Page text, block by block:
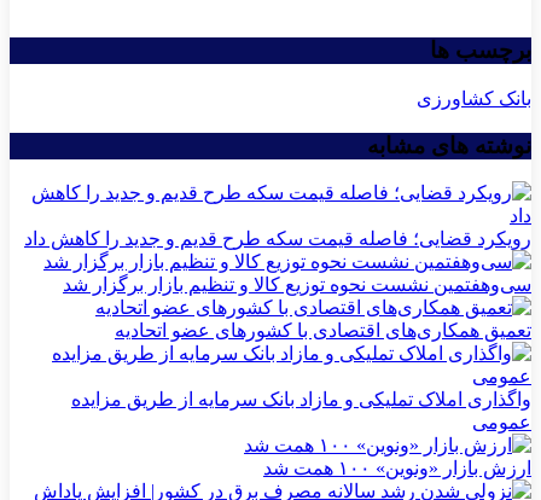
برچسب ها
بانک کشاورزی
نوشته های مشابه
رویکرد قضایی؛ فاصله قیمت سکه طرح قدیم و جدید را کاهش داد
سی‌و‌هفتمین نشست نحوه توزیع کالا و تنظیم بازار برگزار شد
تعمیق همکاری‌های اقتصادی با کشورهای عضو اتحادیه
واگذاری املاک تملیکی و مازاد بانک سرمایه از طریق مزایده
عمومی
ارزش بازار «ونوین» ۱۰۰ همت شد